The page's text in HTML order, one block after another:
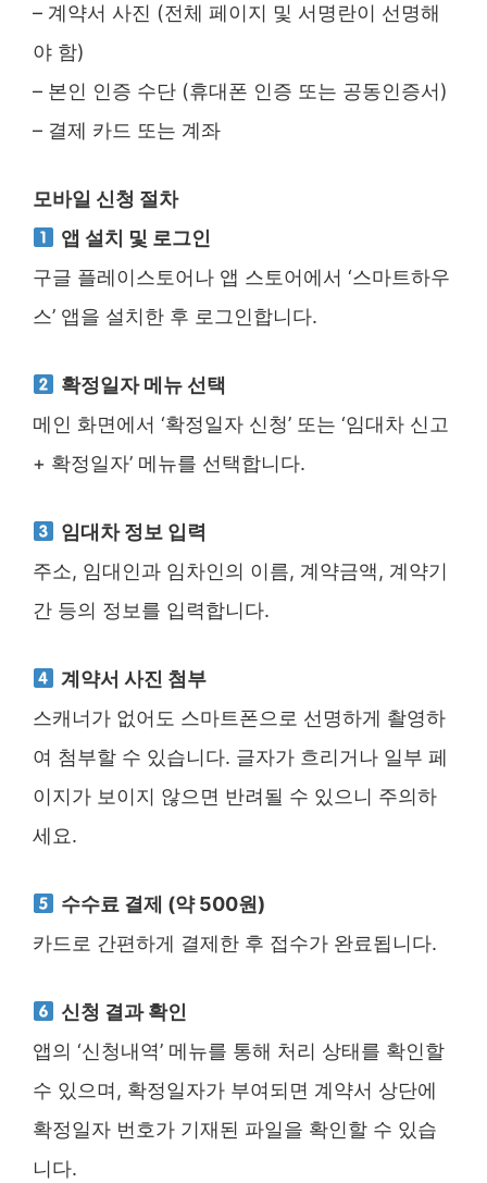
– 계약서 사진 (전체 페이지 및 서명란이 선명해
야 함)
– 본인 인증 수단 (휴대폰 인증 또는 공동인증서)
– 결제 카드 또는 계좌
모바일 신청 절차
앱 설치 및 로그인
구글 플레이스토어나 앱 스토어에서 ‘스마트하우
스’ 앱을 설치한 후 로그인합니다.
확정일자 메뉴 선택
메인 화면에서 ‘확정일자 신청’ 또는 ‘임대차 신고
+ 확정일자’ 메뉴를 선택합니다.
임대차 정보 입력
주소, 임대인과 임차인의 이름, 계약금액, 계약기
간 등의 정보를 입력합니다.
계약서 사진 첨부
스캐너가 없어도 스마트폰으로 선명하게 촬영하
여 첨부할 수 있습니다. 글자가 흐리거나 일부 페
이지가 보이지 않으면 반려될 수 있으니 주의하
세요.
수수료 결제 (약 500원)
카드로 간편하게 결제한 후 접수가 완료됩니다.
신청 결과 확인
앱의 ‘신청내역’ 메뉴를 통해 처리 상태를 확인할
수 있으며, 확정일자가 부여되면 계약서 상단에
확정일자 번호가 기재된 파일을 확인할 수 있습
니다.